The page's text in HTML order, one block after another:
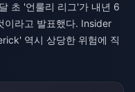
초 '언룰리 리그'가 내년 6
이라고 발표했다. Insider
역시 상당한 위험에 직